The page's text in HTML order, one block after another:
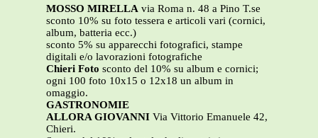
MOSSO MIRELLA via Roma n. 48 a Pino T.se
sconto 10% su foto tessera e articoli vari (cornici,
album, batteria ecc.)
sconto 5% su apparecchi fotografici, stampe
digitali e/o lavorazioni fotografiche
Chieri Foto sconto del 10% su album e cornici;
ogni 100 foto 10x15 o 12x18 un album in
omaggio.
GASTRONOMIE
ALLORA GIOVANNI Via Vittorio Emanuele 42,
Chieri.